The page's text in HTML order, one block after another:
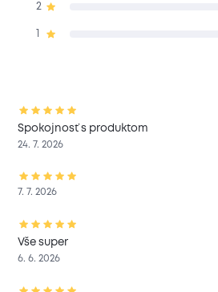
2
Spokojnosť s produktom
24. 7. 2026
7. 7. 2026
Vše super
6. 6. 2026